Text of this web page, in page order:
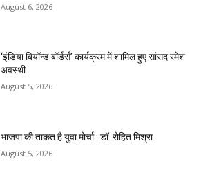
August 6, 2026
‘इंडिया बियॉन्ड बॉर्डर्स’ कार्यक्रम में शामिल हुए सांसद रमेश
अवस्थी
August 5, 2026
भाजपा की ताकत है युवा मोर्चा : डॉ. रोहित मिश्रा
August 5, 2026